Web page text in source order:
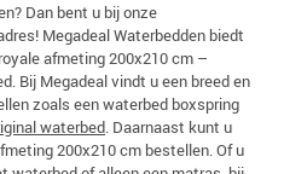
Dan bent u bij onze
Megadeal Waterbedden biedt
afmeting 200x210 cm –
Bij Megadeal vindt u een breed en
zoals een waterbed boxspring
waterbed. Daarnaast kunt u
200x210 cm bestellen. Of u